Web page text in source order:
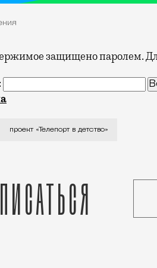
защищено паролем.
лета «Авито» запустил
проект «Телепорт в детство»